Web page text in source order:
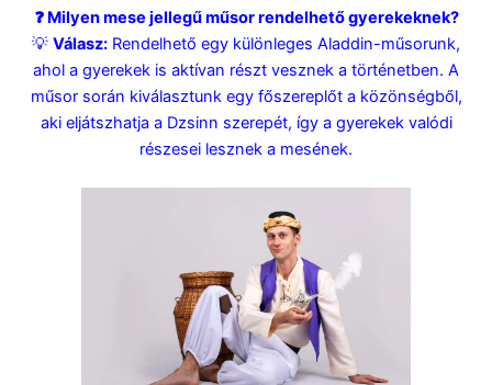
❓ Milyen mese jellegű műsor rendelhető gyerekeknek?
💡 Válasz: Rendelhető egy különleges Aladdin-műsorunk,
ahol a gyerekek is aktívan részt vesznek a történetben. A
műsor során kiválasztunk egy főszereplőt a közönségből,
aki eljátszhatja a Dzsinn szerepét, így a gyerekek valódi
részesei lesznek a mesének.